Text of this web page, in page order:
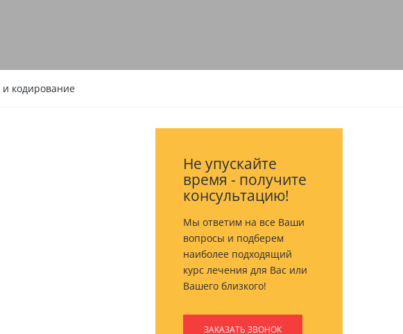
кодирование
Не упускайте
время - получите
консультацию!
Мы ответим на все Ваши
вопросы и подберем
наиболее подходящий
курс лечения для Вас или
Вашего близкого!
ЗАКАЗАТЬ ЗВОНОК